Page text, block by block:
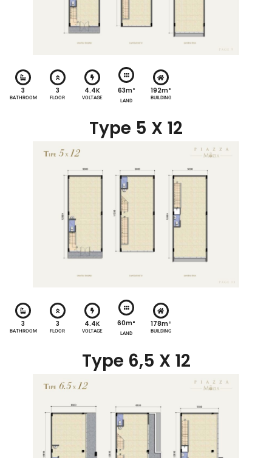
3
BATHROOM
3
FLOOR
4.4K
VOLTAGE
63m²
LAND
192m²
BUILDING
Type 5 X 12
3
BATHROOM
3
FLOOR
4.4K
VOLTAGE
60m²
LAND
178m²
BUILDING
Type 6,5 X 12